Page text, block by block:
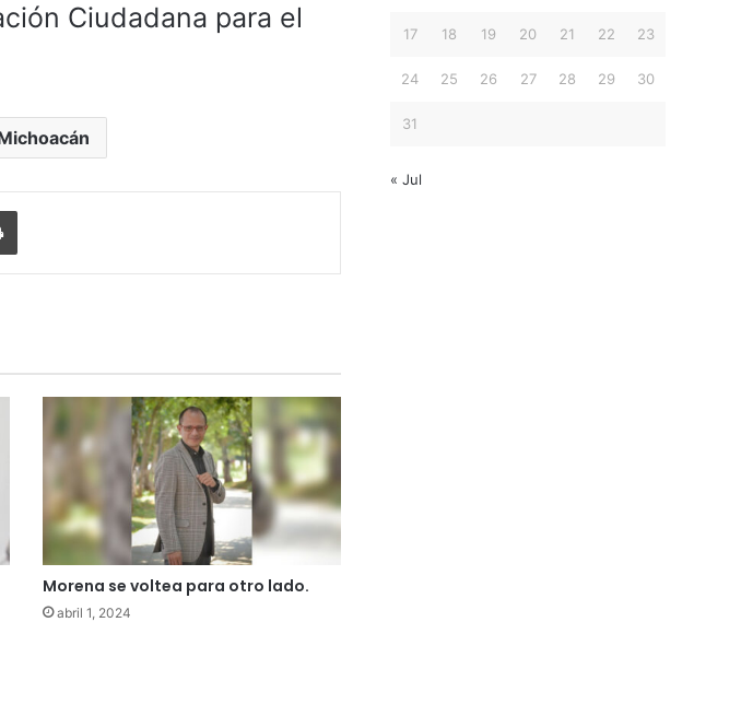
Ciudadana para el
electrónico
Imprimir
Morena se voltea para otro lado.
abril 1, 2024
17 18 19 20 21 22 23
24 25 26 27 28 29 30
31
« Jul